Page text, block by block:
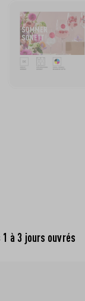
à 3 jours ouvrés